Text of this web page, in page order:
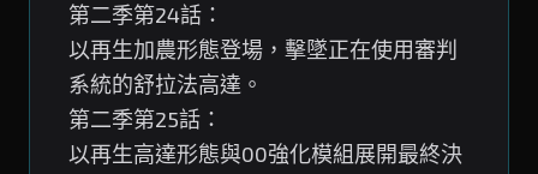
第二季第24話：
以再生加農形態登場，擊墜正在使用審判
系統的舒拉法高達。
第二季第25話：
以再生高達形態與00強化模組展開最終決